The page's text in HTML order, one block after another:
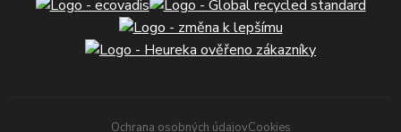
Ochrana osobných údajovCookies